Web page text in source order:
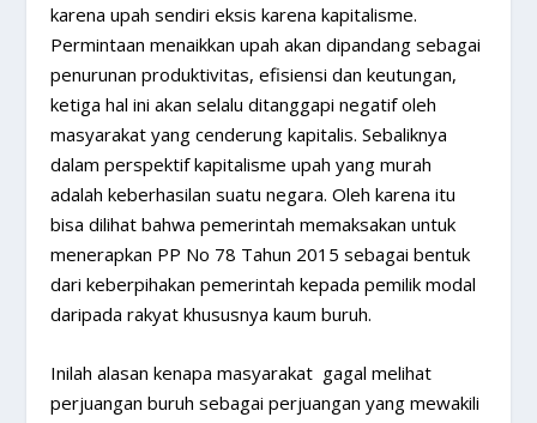
karena upah sendiri eksis karena kapitalisme.
Permintaan menaikkan upah akan dipandang sebagai
penurunan produktivitas, efisiensi dan keutungan,
ketiga hal ini akan selalu ditanggapi negatif oleh
masyarakat yang cenderung kapitalis. Sebaliknya
dalam perspektif kapitalisme upah yang murah
adalah keberhasilan suatu negara. Oleh karena itu
bisa dilihat bahwa pemerintah memaksakan untuk
menerapkan PP No 78 Tahun 2015 sebagai bentuk
dari keberpihakan pemerintah kepada pemilik modal
daripada rakyat khususnya kaum buruh.
Inilah alasan kenapa masyarakat gagal melihat
perjuangan buruh sebagai perjuangan yang mewakili